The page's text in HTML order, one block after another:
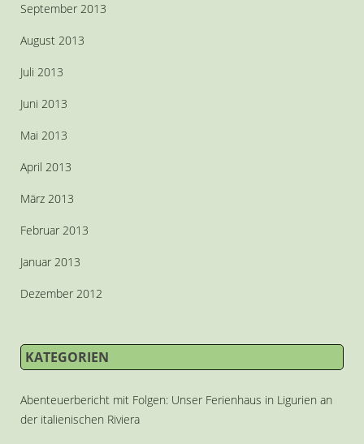
September 2013
August 2013
Juli 2013
Juni 2013
Mai 2013
April 2013
März 2013
Februar 2013
Januar 2013
Dezember 2012
KATEGORIEN
Abenteuerbericht mit Folgen: Unser Ferienhaus in Ligurien an
der italienischen Riviera